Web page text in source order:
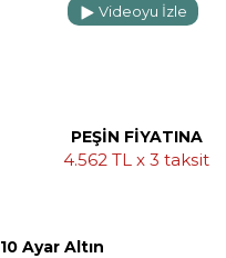
Videoyu İzle
PEŞİN FİYATINA
4.562 TL x 3 taksit
10 Ayar Altın